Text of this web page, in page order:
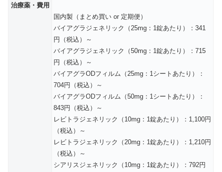
治療薬・費用
国内製（まとめ買い or 定期便）
バイアグラジェネリック（25mg：1錠あたり）：341
円（税込）～
バイアグラジェネリック（50mg：1錠あたり）：715
円（税込）～
バイアグラODフィルム（25mg：1シートあたり）：
704円（税込）～
バイアグラODフィルム（50mg：1シートあたり）：
843円（税込）～
レビトラジェネリック（10mg：1錠あたり）：1,100円
（税込）～
レビトラジェネリック（20mg：1錠あたり）：1,210円
（税込）～
シアリスジェネリック（10mg：1錠あたり）：792円